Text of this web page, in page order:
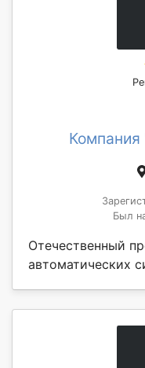
Был
Отечественный
автоматических